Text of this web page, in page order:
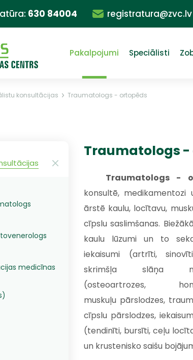
630 84004 registratura@zvc.lv
Pakalpojumi Speciālisti
konsultācijas Traumatologs - ortopēds
medicīnas
Traumatologs
Traumatologs -
konsultē, medikamentozi
ārstē kaulu, locītavu,
cīpslu saslimšanas.
kaulu lūzumi un to
iekaisumi (artrīti,
skrimšļa slāņa
(osteoartrozes,
muskuļu pārslodzes,
cīpslu pārslodzes,
(tendinīti, bursīti, ceļu
un krustenisko saišu